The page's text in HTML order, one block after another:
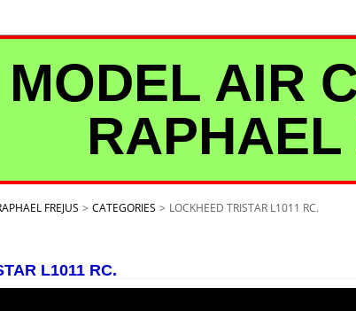
MODEL AIR
FREJUS > CATEGORIES > LOCKHEED TRISTAR L1011 RC.
L1011 RC.